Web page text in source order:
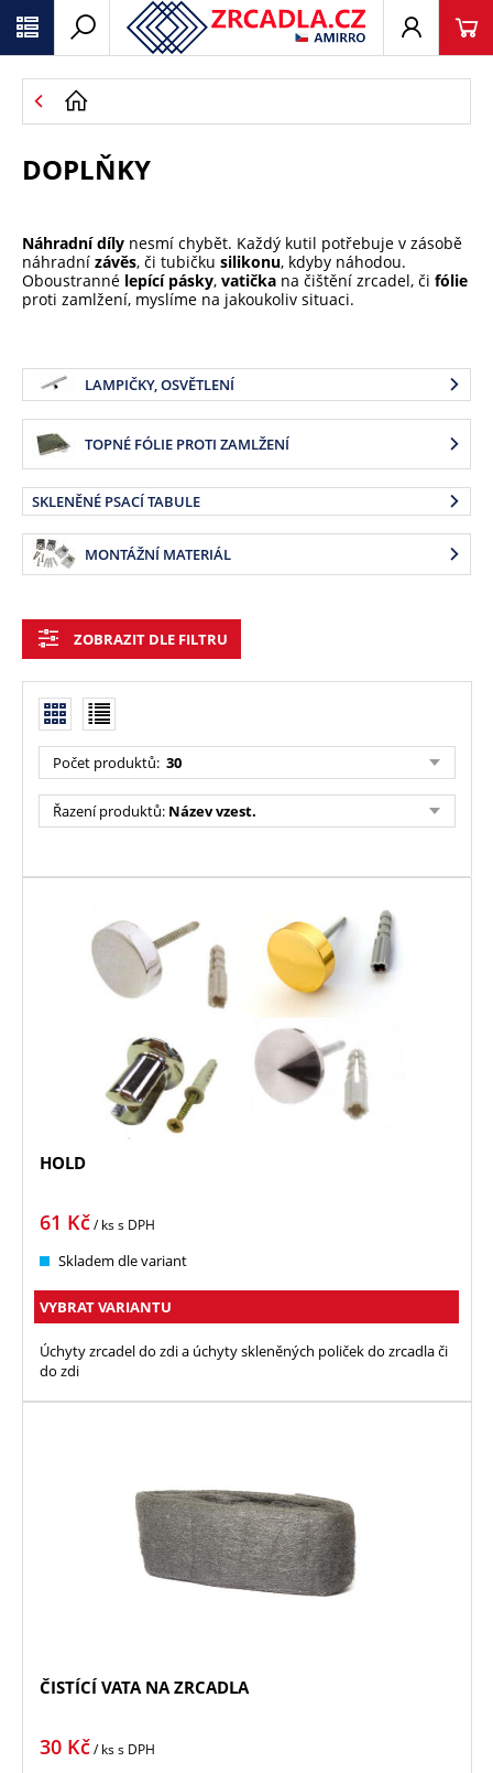
DOPLŇKY
Náhradní díly nesmí chybět. Každý kutil potřebuje v zásobě
náhradní závěs, či tubičku silikonu, kdyby náhodou.
Oboustranné lepící pásky, vatička na čištění zrcadel, či fólie
proti zamlžení, myslíme na jakoukoliv situaci.
LAMPIČKY, OSVĚTLENÍ
TOPNÉ FÓLIE PROTI ZAMLŽENÍ
SKLENĚNÉ PSACÍ TABULE
MONTÁŽNÍ MATERIÁL
ZOBRAZIT DLE FILTRU
Počet produktů: 30
Řazení produktů: Název vzest.
HOLD
61 Kč/ kss DPH
Skladem dle variant
VYBRAT VARIANTU
Úchyty zrcadel do zdi a úchyty skleněných poliček do zrcadla či
do zdi
ČISTÍCÍ VATA NA ZRCADLA
30 Kč/ kss DPH